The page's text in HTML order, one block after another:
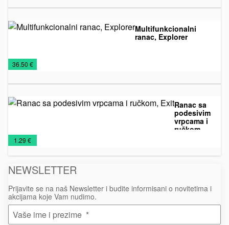
Multifunkcionalni
ranac, Explorer
Rančevi
Torbe
€36.50 €
Ranac sa
podesivim
vrpcama i
ručkom,
Rančevi
Torbe
1.29 €
NEWSLETTER
Prijavite se na naš Newsletter i budite informisani o novitetima i
akcijama koje Vam nudimo.